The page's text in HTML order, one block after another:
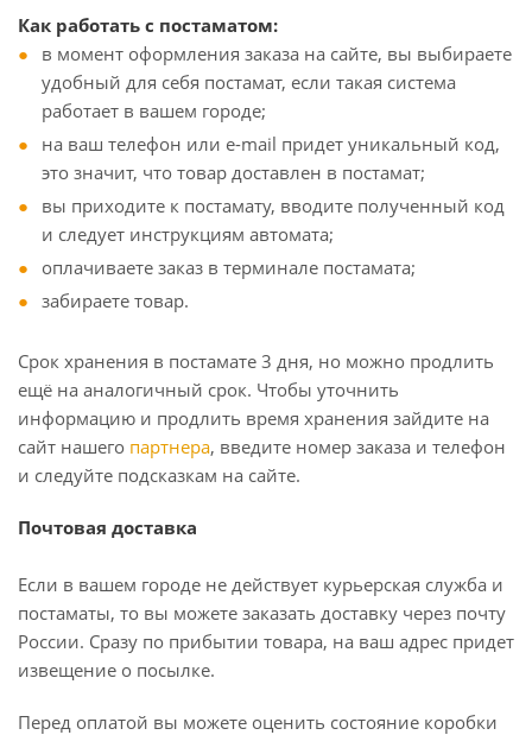
Как работать с постаматом:
в момент оформления заказа на сайте, вы выбираете
удобный для себя постамат, если такая система
работает в вашем городе;
на ваш телефон или e-mail придет уникальный код,
это значит, что товар доставлен в постамат;
вы приходите к постамату, вводите полученный код
и следует инструкциям автомата;
оплачиваете заказ в терминале постамата;
забираете товар.
Срок хранения в постамате 3 дня, но можно продлить
ещё на аналогичный срок. Чтобы уточнить
информацию и продлить время хранения зайдите на
сайт нашего партнера, введите номер заказа и телефон
и следуйте подсказкам на сайте.
Почтовая доставка
Если в вашем городе не действует курьерская служба и
постаматы, то вы можете заказать доставку через почту
России. Сразу по прибытии товара, на ваш адрес придет
извещение о посылке.
Перед оплатой вы можете оценить состояние коробки